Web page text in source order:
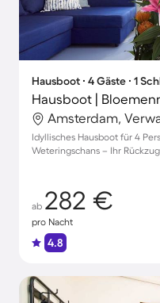
Hausboot ∙ 4 Gäste ∙ 1
Hausboot |
Idyllisches Hausboot für 4
Weteringschans – Ihr
ab 282 €
pro Nacht
4.8